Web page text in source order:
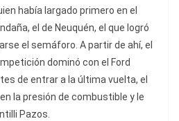
había largado primero en el
el de Neuquén, el que logró
el semáforo. A partir de ahí, el
dominó con el Ford
de entrar a la última vuelta, el
la presión de combustible y le
Pazos.